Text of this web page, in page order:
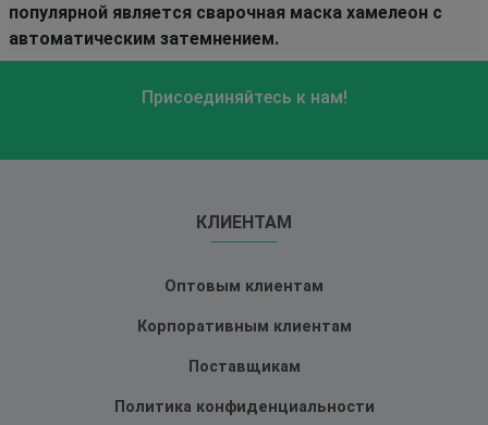
популярной является сварочная маска хамелеон с
автоматическим затемнением.
Присоединяйтесь к нам!
КЛИЕНТАМ
Оптовым клиентам
Корпоративным клиентам
Поставщикам
Политика конфиденциальности